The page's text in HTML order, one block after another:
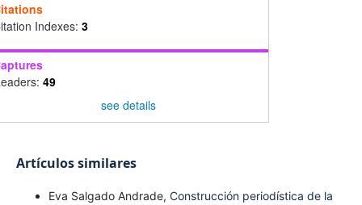
Indexes: 3
49
see details
Artículos similares
Eva Salgado Andrade, Construcción periodística de la